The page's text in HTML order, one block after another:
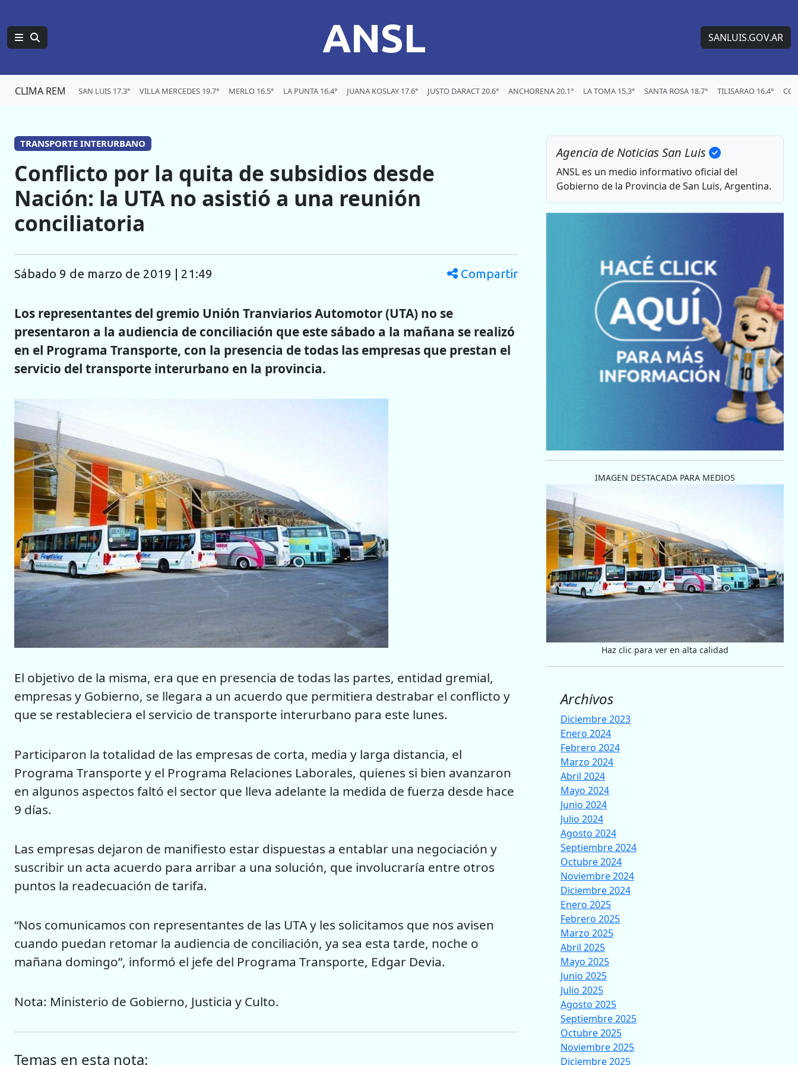
ANSL SANLUIS.GOV.AR
CLIMA REM SAN LUIS 17.3° VILLA MERCEDES 19.7° MERLO 16.5° LA PUNTA 16.4° JUANA KOSLAY 17.6° JUSTO DARACT 20.6° ANCHORENA 20.1° LA TOMA 15.3° SANTA ROSA 18.7° TILISARAO 16.4°
TRANSPORTE INTERURBANO
Conflicto por la quita de subsidios desde
Nación: la UTA no asistió a una reunión
conciliatoria
sábado 9 de marzo de 2019 | 21:49 Compartir
Los representantes del gremio Unión Tranviarios Automotor (UTA) no se
presentaron a la audiencia de conciliación que este sábado a la mañana se realizó
en el Programa Transporte, con la presencia de todas las empresas que prestan el
servicio del transporte interurbano en la provincia.
El objetivo de la misma, era que en presencia de todas las partes, entidad gremial,
empresas y Gobierno, se llegara a un acuerdo que permitiera destrabar el conflicto y
que se restableciera el servicio de transporte interurbano para este lunes.
Participaron la totalidad de las empresas de corta, media y larga distancia, el
Programa Transporte y el Programa Relaciones Laborales, quienes si bien avanzaron
en algunos aspectos faltó el sector que lleva adelante la medida de fuerza desde hace
9 días.
Las empresas dejaron de manifiesto estar dispuestas a entablar una negociación y
suscribir un acta acuerdo para arribar a una solución, que involucraría entre otros
puntos la readecuación de tarifa.
“Nos comunicamos con representantes de las UTA y les solicitamos que nos avisen
cuando puedan retomar la audiencia de conciliación, ya sea esta tarde, noche o
mañana domingo”, informó el jefe del Programa Transporte, Edgar Devia.
Nota: Ministerio de Gobierno, Justicia y Culto.
Temas en esta nota:
Agencia de Noticias San Luis
ANSL es un medio informativo oficial del
Gobierno de la Provincia de San Luis, Argentina.
IMAGEN DESTACADA PARA MEDIOS
Haz clic para ver en alta calidad
Archivos
Diciembre 2023
Enero 2024
Febrero 2024
Marzo 2024
Abril 2024
Mayo 2024
Junio 2024
Julio 2024
Agosto 2024
Septiembre 2024
Octubre 2024
Noviembre 2024
Diciembre 2024
Enero 2025
Febrero 2025
Marzo 2025
Abril 2025
Mayo 2025
Junio 2025
Julio 2025
Agosto 2025
Septiembre 2025
Octubre 2025
Noviembre 2025
Diciembre 2025